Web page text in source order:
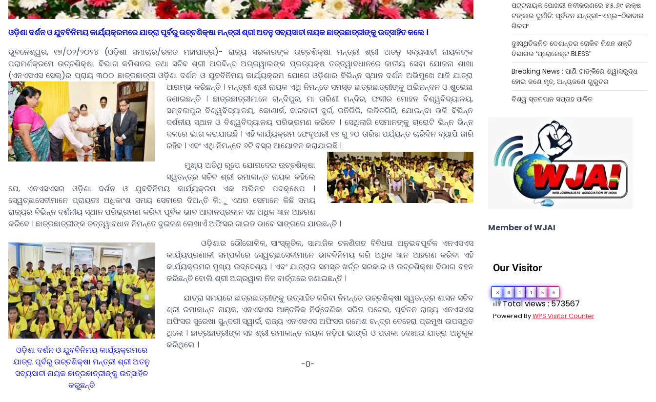
ଓଡ଼ିଶା ଦର୍ଶନ ଓ ଯୁବବିନିମୟ କାର୍ଯ୍ୟକ୍ରମରେ ଯାତ୍ରା ପୂର୍ବରୁ ଉଚ୍ଚଶିକ୍ଷା ମନ୍ତ୍ରୀ ଶ୍ରୀ ଅତନୁ ସବ୍ୟସାଚୀ ନାୟକ ଛାତ୍ରଛାତ୍ରୀଙ୍କୁ ଉତ୍ସାହିତ କଲେ ।
ଭୁବନେଶ୍ୱର, ୧୭/୦୨/୨୦୨୪ (ଓଡ଼ିଶା ସମାଚାର/ରଜତ ମହାପାତ୍ର)- ରାଜ୍ୟ ସରକାରଙ୍କ ଉଚ୍ଚଶିକ୍ଷା ମନ୍ତ୍ରୀ ଶ୍ରୀ ଅତନୁ ସବ୍ୟସାଚୀ ନାୟକଙ୍କ
ପରାମର୍ଶକ୍ରମେ ଉଚ୍ଚଶିକ୍ଷା ବିଭାଗ କମିଶନର ତଥା ସଚିବ ଶ୍ରୀ ଅରବିନ୍ଦ ଅଗ୍ରୱାଲଙ୍କ ପ୍ରତ୍ୟକ୍ଷ ତତ୍ତ୍ୱାବଧାନରେ ଜାତୀୟ ସେବା ଯୋଜନା ଶାଖା
(ଏନଏସଏସ ସେଲ୍‌)ର ପ୍ରାୟ ୩୦୦ ଛାତ୍ରଛାତ୍ରୀ ଓଡ଼ିଶା ଦର୍ଶନ ଓ ଯୁବବିନିମୟ କାର୍ଯ୍ୟକ୍ରମ ଯୋଗେ ଓଡ଼ିଶାର ବିଭିନ୍ନ ସ୍ଥାନ ଦର୍ଶନ ଅଭିମୁଖେ ଆଜି ଯାତ୍ରା
ଆରମ୍ଭ କରିଛନ୍ତି ।ମନ୍ତ୍ରୀ ଶ୍ରୀ ନାୟକ ଏଥି ନିମନ୍ତେ ସମସ୍ତ ଛାତ୍ରଛାତ୍ରୀଙ୍କୁ ଅଭିନନ୍ଦନ ଓ ଶୁଭେଛା
ଜଣାଇଛନ୍ତି । ଛାତ୍ରଛାତ୍ରୀମାନେ ଚାନ୍ଦିପୁର, ମା ତାରିଣୀ ମନ୍ଦିର, ଫକୀର ମୋହନ ବିଶ୍ୱବିଦ୍ୟାଳୟ,
ସମ୍ବଲପୁର ବିଶ୍ୱବିଦ୍ୟାଳୟ, କୋଣାର୍କ, ବାରବାଟୀ ଦୁର୍ଗ, ରନିଗିରି, ଲଳିତଗିରି, ଯୋରନ୍ଦା ଭଳି ବିଭିନ୍ନ
ଦର୍ଶନୀୟ ସ୍ଥାନ ଓ ବିଶ୍ୱବିଦ୍ୟାଳୟ ପରିଭ୍ରମଣ କରିବେ । ସେଥିଲାଗି ସେମାନଙ୍କୁ ଚାରୋଟି ଭିନ୍ନ ଭିନ୍ନ
ଦଳରେ ଭାଗ କରାଯାଇଛି । ଏହି କାର୍ଯ୍ୟକ୍ରମ ଫେବୃଆରୀ ୧୭ ରୁ ୨୦ ତାରିଖ ପର୍ଯ୍ୟନ୍ତ ଚାରିଦିନ ବ୍ୟାପି ଜାରି
ରହିବ । ଏବଂ ଏଥି ନିମନ୍ତେ ୬ଟି ବସ୍‌ର ଆୟୋଜନ କରାଯାଇଛି ।
ମୁଖ୍ୟ ଅତିଥି ରୂପେ ଯୋଗଦେଇ ଉଚ୍ଚଶିକ୍ଷା
ସ୍ୱତନ୍ତ୍ର ସଚିବ ଶ୍ରୀ ରମାକାନ୍ତ ନାୟକ କହିଲେ
ଯେ, ଏନଏସଏସର ଓଡ଼ିଶା ଦର୍ଶନ ଓ ଯୁବବିନିମୟ କାର୍ଯ୍ୟକ୍ରମ ଏକ ଅଭିନବ ପଦକ୍ଷେପ ।
ସେ୍ୱଚ୍ଛାସେବୀମାନେ ପ୍ରାୟତଃ ଅଧିକାଂଶ ସମୟ ସେବାରେ ଦିଅନ୍ତି କି;ୁ ଏଥର ସେମାନେ କିଛି ସମୟ
ରାଜ୍ୟର ବିଭିନ୍ନ ଦର୍ଶନୀୟ ସ୍ଥାନ ପରିଭ୍ରମଣ କରିବା ପୂର୍ବକ ଭାବ ଆଦାନପ୍ରଦାନ ସହ ଅଧିକ ଜ୍ଞାନ ଆହରଣ
କରିବେ । ଛାତ୍ରଛାତ୍ରୀଙ୍କ ତତ୍ତ୍ୱାବଧାନ ନିମନ୍ତେ ଦୁଇଜଣ ଲେଖାଏଁ ଅଫିସର ଗାଇଡ ଭାବେ ସାଙ୍ଗରେ ଯାଉଛନ୍ତି ।
ଓଡ଼ିଶା ଦର୍ଶନ ଓ ଯୁବବିନିମୟ କାର୍ଯ୍ୟକ୍ରମରେ
ଯାତ୍ରା ପୂର୍ବରୁ ଉଚ୍ଚଶିକ୍ଷା ମନ୍ତ୍ରୀ ଶ୍ରୀ ଅତନୁ
ସବ୍ୟସାଚୀ ନାୟକ ଛାତ୍ରଛାତ୍ରୀଙ୍କୁ ଉତ୍ସାହିତ
କରୁଛନ୍ତି
ଓଡ଼ିଶାର ଭୌଗୋଳିକ, ସାଂସ୍କୃତିକ, ସାମାଜିକ ଚଳଣିିଗତ ବିବିଧତା ଅନୁଭବପୂର୍ବକ ଏନଏସଏସ
କାର୍ଯ୍ୟପ୍ରଣାଳୀ ସମ୍ପର୍କରେ ସେ୍ୱଚ୍ଛାସେବୀମାନେ ଭାବବିନିମୟ କରି ଅଧିକ ଜ୍ଞାନ ଆହରଣ କରିବା ଏହି
କାର୍ଯ୍ୟକ୍ରମର ମୁଖ୍ୟ ଉଦ୍ଦେଶ୍ୟ । ଏବଂ ଯାତ୍ରାର ସମସ୍ତ ଖର୍ଚ୍ଚ ସରକାର ଓ ଉଚ୍ଚଶିକ୍ଷା ବିଭାଗ ବହନ
କରିଛନ୍ତି ବୋଲି ଶ୍ରୀ ଅଗ୍ରୱାଲ ନିଜ ବାର୍ତ୍ତାରେ ଜଣାଇଛନ୍ତି ।
ଯାତ୍ରା ସମୟରେ ଛାତ୍ରଛାତ୍ରୀଙ୍କୁ ଉତ୍ସାହିତ କରିବା ନିମନ୍ତେ ଉଚ୍ଚଶିକ୍ଷା ସ୍ୱତନ୍ତ୍ର ଶାସନ ସଚିବ
ଶ୍ରୀ ରମାକାନ୍ତ ନାୟକ, ଏନଏସଏସ ଆଞ୍ଚଳିକ ନିର୍ଦ୍ଦେଶିକା ସରିତା ପଟେଲ, ପୂର୍ବତନ ରାଜ୍ୟ ଏନଏସଏସ
ଅଫିସର ସୁରେଖା ସୁନ୍ଦରୀ ସ୍ୱାଇଁ, ରାଜ୍ୟ ଏନଏସଏସ ଅଫିସର ରମେଶ ଚନ୍ଦ୍ର ବେହେରା ପ୍ରମୁଖ ଉପସ୍ଥିତ
ଥିଲେ । ଛାତ୍ରଛାତ୍ରୀଙ୍କ ସହ ଶ୍ରୀ ରମାକାନ୍ତ ନାୟକ ନଡ଼ିଆ ଭାଙ୍ଗି ଓ ପତାକା ଦେଖାଇ ଯାତ୍ରା ଅନୁକୂଳ
କରିଥିଲେ ।
-0-
ପଟ୍ଟନାୟକ ପୋଖରୀ ନବୀକରଣରେ ୫୫.୬୯ ଲକ୍ଷ
ଟଙ୍କାର ଦୁର୍ନୀତି: ପୂର୍ବତନ ଯନ୍ତ୍ରୀ-ଏମ୍‌ଇ-ଠିକାଦାର
ଗିରଫ
ଦୁଃସ୍ଥିତିଜନିତ ଦେଶାନ୍ତର ରୋକିବ ମିଶନ ଶକ୍ତି
ବିଭାଗର ‘ପ୍ରୋଜେକ୍ଟ BLESS’
Breaking News : ପାଣି ଟାଙ୍କିରେ ଶ୍ୱାସରୁଦ୍ଧ
ହୋଇ ଜଣେ ମୃତ, ଅନ୍ୟଜଣେ ଗୁରୁତର
ବିଶ୍ୱ ସ୍ତନପାନ ସପ୍ତାହ ପାଳିତ
Member of WJAI
Our Visitor
3 0 1 1 5 6
Total views : 573567
Powered ByWPS Visitor Counter